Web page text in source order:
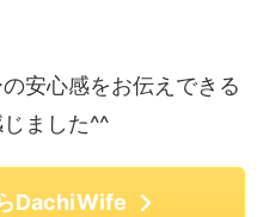
安心感をお伝えできる
ました^^
DachiWife